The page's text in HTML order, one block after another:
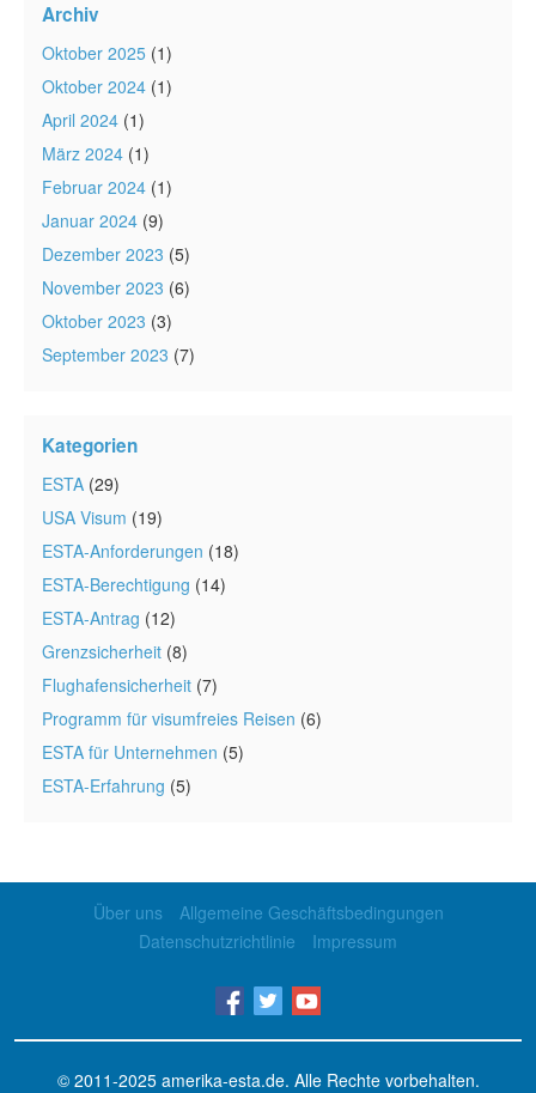
Archiv
Oktober 2025 (1)
Oktober 2024 (1)
April 2024 (1)
März 2024 (1)
Februar 2024 (1)
Januar 2024 (9)
Dezember 2023 (5)
November 2023 (6)
Oktober 2023 (3)
September 2023 (7)
Kategorien
ESTA (29)
USA Visum (19)
ESTA-Anforderungen (18)
ESTA-Berechtigung (14)
ESTA-Antrag (12)
Grenzsicherheit (8)
Flughafensicherheit (7)
Programm für visumfreies Reisen (6)
ESTA für Unternehmen (5)
ESTA-Erfahrung (5)
Über uns
Allgemeine Geschäftsbedingungen
Datenschutzrichtlinie
Impressum
© 2011-2025 amerika-esta.de. Alle Rechte vorbehalten.